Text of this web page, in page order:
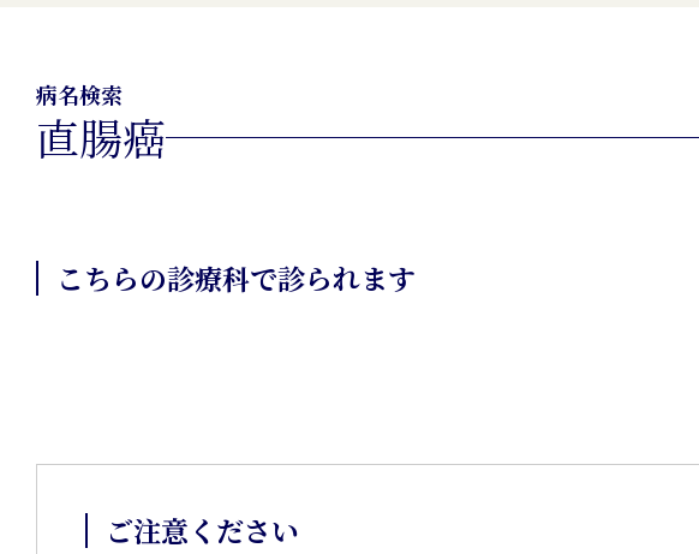
病名検索
直腸癌
こちらの診療科で診られます
ご注意ください